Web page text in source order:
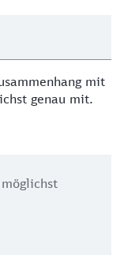
mit
genau mit.